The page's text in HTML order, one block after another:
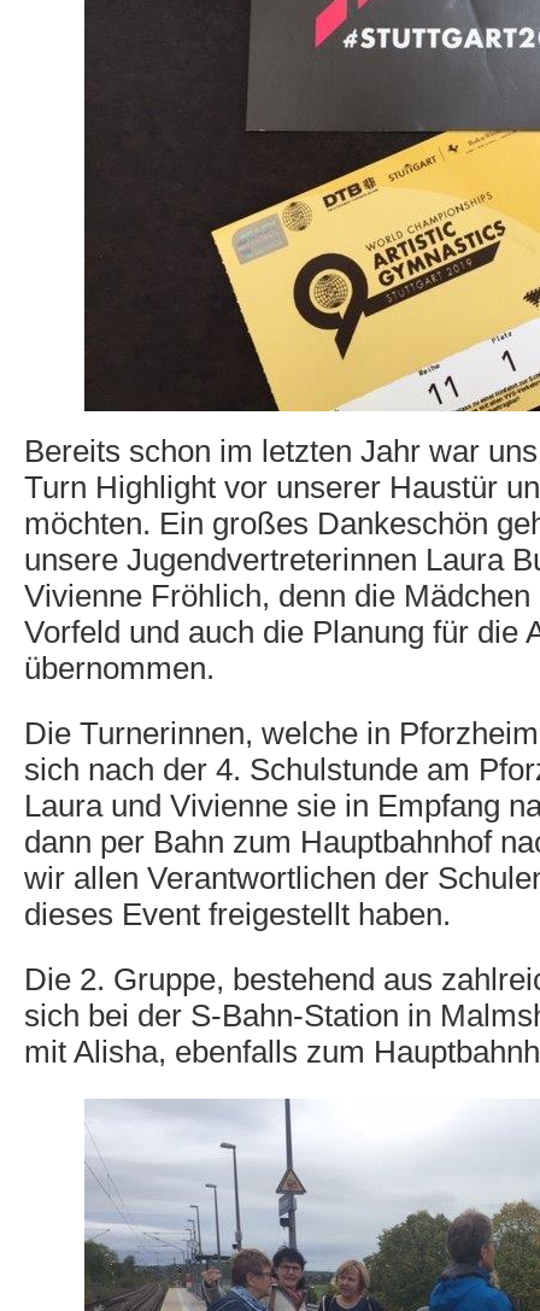
Bereits schon im letzten Jahr war
Turn Highlight vor unserer Haustür
möchten. Ein großes Dankeschön
unsere Jugendvertreterinnen Laura
Vivienne Fröhlich, denn die
Vorfeld und auch die Planung für die
übernommen.
Die Turnerinnen, welche in
sich nach der 4. Schulstunde am
Laura und Vivienne sie in Empfang
dann per Bahn zum Hauptbahnhof
wir allen Verantwortlichen der
dieses Event freigestellt haben.
Die 2. Gruppe, bestehend aus
sich bei der S-Bahn-Station in
mit Alisha, ebenfalls zum